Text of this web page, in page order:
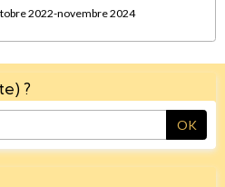
2022-novembre 2024
?
OK